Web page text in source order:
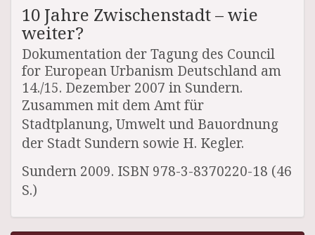
10 Jahre Zwischenstadt – wie
weiter?
Dokumentation der Tagung des Council
for European Urbanism Deutschland am
14./15. Dezember 2007 in Sundern.
Zusammen mit dem Amt für
Stadtplanung, Umwelt und Bauordnung
der Stadt Sundern sowie H. Kegler.
Sundern 2009. ISBN 978-3-8370220-18 (46
S.)